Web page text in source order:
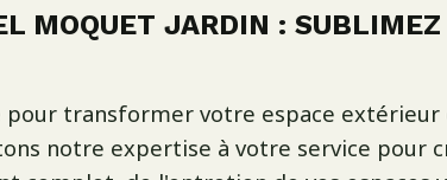
MOQUET JARDIN : SUBLIMEZ
pour transformer votre espace
notre expertise à votre service pour